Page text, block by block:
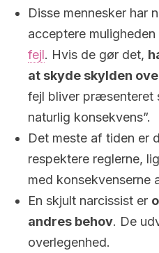
Disse mennesker har
acceptere
fejl. Hvis de gør det,
at skyde skylden
fejl bliver præsenteret
naturlig konsekvens”.
Det meste af tiden er
respektere reglerne,
med konsekvenserne
En skjult narcissist er
andres behov. De
overlegenhed.